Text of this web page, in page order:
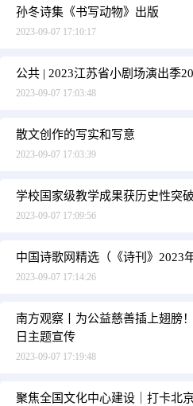
孙冬诗集《书写动物》出版
2023-09-07 17:10:17
公共 | 2023江苏省小剧场演出季
2023-09-07 17:03:48
散文创作的写实和写意
2023-09-07 17:03:39
学校国家级教学成果获历史性突破
2023-09-07 17:09:56
中国诗歌网精选（《诗刊》2023
2023-09-07 17:14:26
南方观察丨为公益慈善插上翅膀
日主题宣传
2023-09-07 17:19:48
聚焦全国文化中心建设｜打卡北